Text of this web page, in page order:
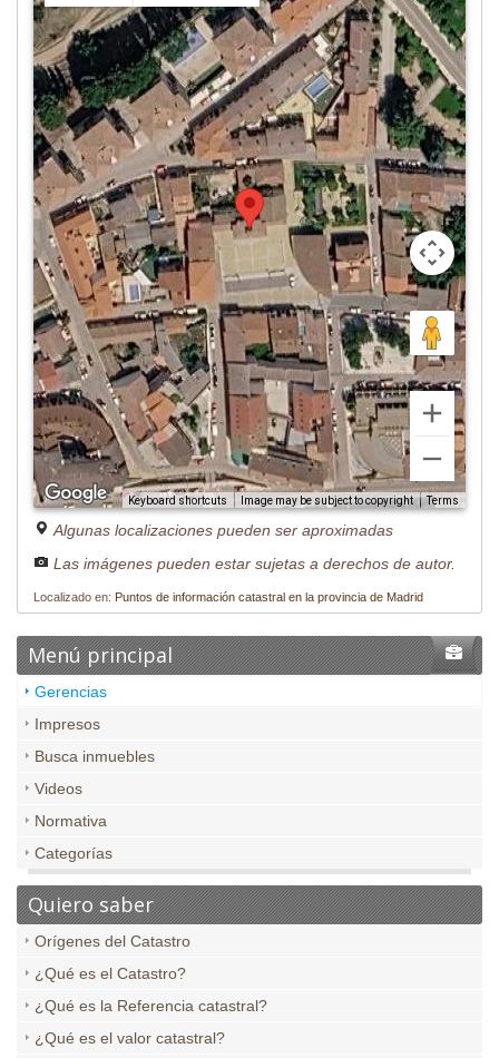
Keyboard shortcuts Image may be subject to copyright Terms
Algunas localizaciones pueden ser aproximadas
Las imágenes pueden estar sujetas a derechos de autor.
Localizado en: Puntos de información catastral en la provincia de Madrid
Menú principal
Gerencias
Impresos
Busca inmuebles
Videos
Normativa
Categorías
Quiero saber
Orígenes del Catastro
¿Qué es el Catastro?
¿Qué es la Referencia catastral?
¿Qué es el valor catastral?